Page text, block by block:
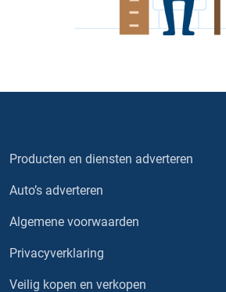
Producten en diensten adverteren
Auto’s adverteren
Algemene voorwaarden
Privacyverklaring
Veilig kopen en verkopen